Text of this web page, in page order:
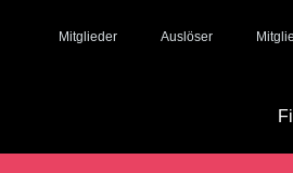
Mitglieder Auslöser